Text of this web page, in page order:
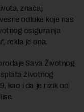
značaj
odluke koje nas
osiguranja
rekla je ona.
Sava Životnog
životnog
kao i da je rizik od